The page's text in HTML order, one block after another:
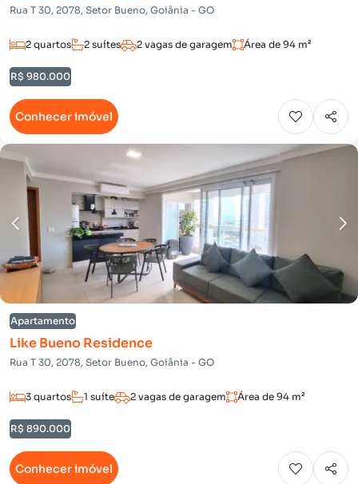
Rua T 30, 2078, Setor Bueno, Goiânia - GO
2 quartos 2 suítes 2 vagas de garagem Área de 94 m²
R$ 980.000
Conhecer imóvel
Apartamento
Like Bueno Residence
Rua T 30, 2078, Setor Bueno, Goiânia - GO
3 quartos 1 suíte 2 vagas de garagem Área de 94 m²
R$ 890.000
Conhecer imóvel